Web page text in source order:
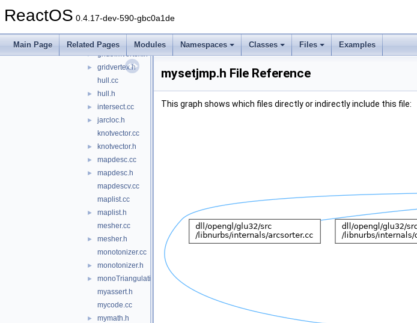
ReactOS 0.4.17-dev-590-gbc0a1de
Main Page Related Pages Modules Namespaces Classes Files Examples
flistsorter.cc
► gridline.h
► gridtrimvertex.h
►
gridvertex.h
hull.cc
► hull.h
► intersect.cc
►
jarcloc.h
knotvector.cc
► knotvector.h
► mapdesc.cc
►
mapdesc.h
mapdescv.cc
maplist.cc
►
maplist.h
mesher.cc
►
mesher.h
monotonizer.cc
► monotonizer.h
►
monoTriangulationBackend.cc
myassert.h
mycode.cc
►
mymath.h
mysetjmp.h File Reference
This graph shows which files directly or indirectly include this file: